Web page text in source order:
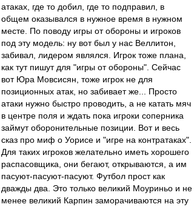
атаках, где то добил, где то подправил, в
общем оказывался в нужное время в нужном
месте. По поводу игры от обороны и игроков
под эту модель: ну вот был у нас Веллитон,
забивал, лидером являлся. Игрок тоже плана,
как тут пишут для "игры от обороны". Сейчас
вот Юра Мовсисян, тоже игрок не для
позиционных атак, но забивает же... Просто
атаки нужно быстро проводить, а не катать мяч
в центре поля и ждать пока игроки соперника
займут оборонительные позиции. Вот и весь
сказ про миф о Уорисе и "игре на контратаках".
Для таких игроков желательно иметь хорошего
распасовщика, они бегают, открываются, а им
пасуют-пасуют-пасуют. Футбол прост как
дважды два. Это только великий Моуриньо и не
менее великий Карпин заморачиваются на эту